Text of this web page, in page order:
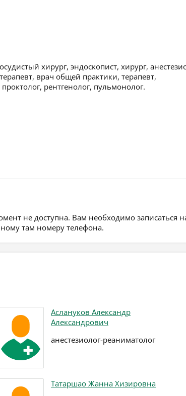
хирург, эндоскопист, хирург,
врач общей практики, терапевт,
рентгенолог, пульмонолог.
не доступна. Вам необходимо записаться
там номеру телефона.
Аслануков Александр
Александрович
анестезиолог-реаниматолог
Татаршао Жанна Хизировна